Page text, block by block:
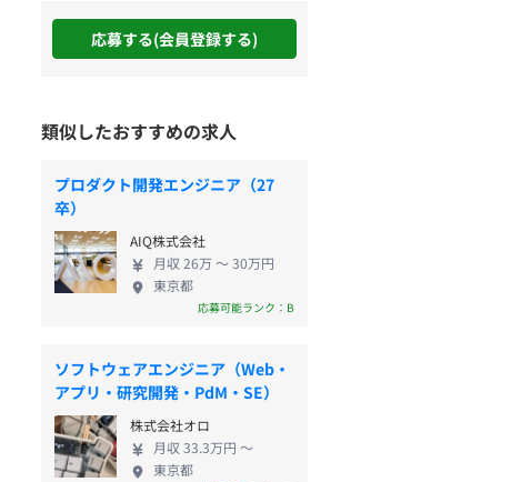
応募する(会員登録する)
類似したおすすめの求人
プロダクト開発エンジニア（27
卒）
AIQ株式会社
月収 26万 〜 30万円
東京都
応募可能ランク：B
ソフトウェアエンジニア（Web・
アプリ・研究開発・PdM・SE）
株式会社オロ
月収 33.3万円 〜
東京都